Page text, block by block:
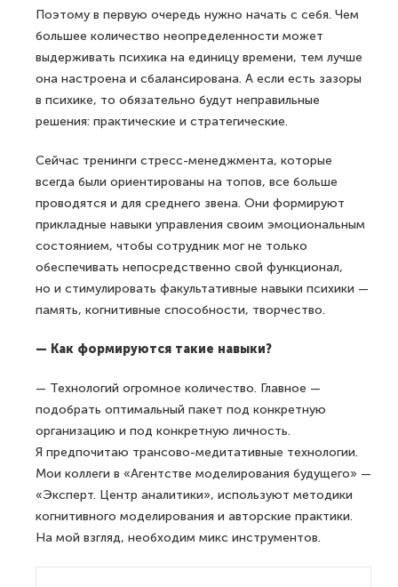
Поэтому в первую очередь нужно начать с себя. Чем
большее количество неопределенности может
выдерживать психика на единицу времени, тем лучше
она настроена и сбалансирована. А если есть зазоры
в психике, то обязательно будут неправильные
решения: практические и стратегические.
Сейчас тренинги стресс-менеджмента, которые
всегда были ориентированы на топов, все больше
проводятся и для среднего звена. Они формируют
прикладные навыки управления своим эмоциональным
состоянием, чтобы сотрудник мог не только
обеспечивать непосредственно свой функционал,
но и стимулировать факультативные навыки психики —
память, когнитивные способности, творчество.
— Как формируются такие навыки?
— Технологий огромное количество. Главное —
подобрать оптимальный пакет под конкретную
организацию и под конкретную личность.
Я предпочитаю трансово-медитативные технологии.
Мои коллеги в «Агентстве моделирования будущего» —
«Эксперт. Центр аналитики», используют методики
когнитивного моделирования и авторские практики.
На мой взгляд, необходим микс инструментов.